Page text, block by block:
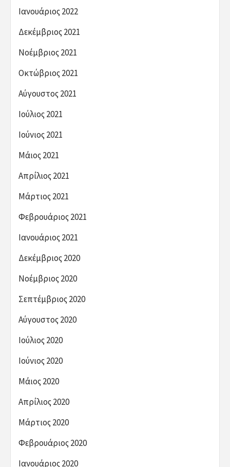
Ιανουάριος 2022
Δεκέμβριος 2021
Νοέμβριος 2021
Οκτώβριος 2021
Αύγουστος 2021
Ιούλιος 2021
Ιούνιος 2021
Μάιος 2021
Απρίλιος 2021
Μάρτιος 2021
Φεβρουάριος 2021
Ιανουάριος 2021
Δεκέμβριος 2020
Νοέμβριος 2020
Σεπτέμβριος 2020
Αύγουστος 2020
Ιούλιος 2020
Ιούνιος 2020
Μάιος 2020
Απρίλιος 2020
Μάρτιος 2020
Φεβρουάριος 2020
Ιανουάριος 2020